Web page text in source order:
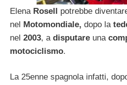
Elena Rosell potrebbe
nel Motomondiale, dopo la
nel 2003, a disputare una
motociclismo.
La 25enne spagnola infatti,